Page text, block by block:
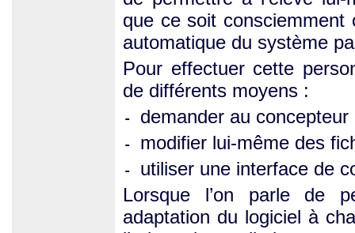
que ce soit consciemment
automatique du système
Pour effectuer cette
de différents moyens :
- demander au concepteur
- modifier lui-même des
- utiliser une interface de
Lorsque l’on parle de
adaptation du logiciel à